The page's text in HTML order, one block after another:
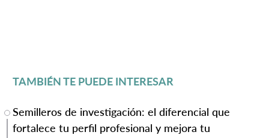
TAMBIÉN TE PUEDE INTERESAR
Semilleros de investigación: el diferencial que
fortalece tu perfil profesional y mejora tu